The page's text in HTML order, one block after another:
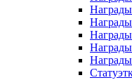
Награды